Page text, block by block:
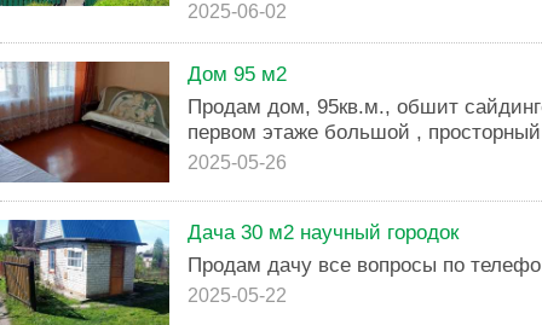
2025-06-02
Дом 95 м2
Продам дом, 95кв.м., обшит
первом этаже большой ,
2025-05-26
Дача 30 м2 научный городок
Продам дачу все вопросы по
2025-05-22